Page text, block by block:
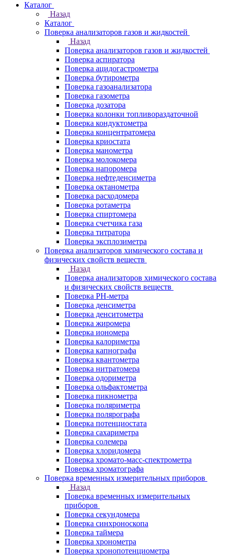
Каталог
Назад
Каталог
Поверка анализаторов газов и жидкостей
Назад
Поверка анализаторов газов и жидкостей
Поверка аспиратора
Поверка ацидогастрометра
Поверка бутирометра
Поверка газоанализатора
Поверка газометра
Поверка дозатора
Поверка колонки топливораздаточной
Поверка кондуктометра
Поверка концентратомера
Поверка криостата
Поверка манометра
Поверка молокомера
Поверка напоромера
Поверка нефтеденсиметра
Поверка октанометра
Поверка расходомера
Поверка ротаметра
Поверка спиртомера
Поверка счетчика газа
Поверка титратора
Поверка эксплозиметра
Поверка анализаторов химического состава и
физических свойств веществ
Назад
Поверка анализаторов химического состава
и физических свойств веществ
Поверка PH-метра
Поверка денсиметра
Поверка денситометра
Поверка жиромера
Поверка иономера
Поверка калориметра
Поверка капнографа
Поверка квантометра
Поверка нитратомера
Поверка одориметра
Поверка ольфактометра
Поверка пикнометра
Поверка поляриметра
Поверка полярографа
Поверка потенциостата
Поверка сахариметра
Поверка солемера
Поверка хлоридомера
Поверка хромато-масс-спектрометра
Поверка хроматографа
Поверка временных измерительных приборов
Назад
Поверка временных измерительных
приборов
Поверка секундомера
Поверка синхроноскопа
Поверка таймера
Поверка хронометра
Поверка хронопотенциометра